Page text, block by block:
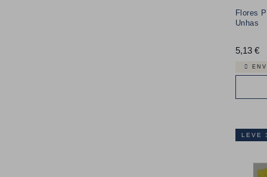
Flores
Unhas
5,13 €
LEVE